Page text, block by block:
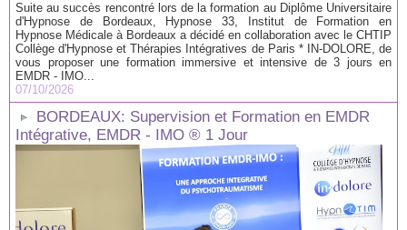
Suite au succès rencontré lors de la formation au Diplôme Universitaire
d'Hypnose de Bordeaux, Hypnose 33, Institut de Formation en
Hypnose Médicale à Bordeaux a décidé en collaboration avec le CHTIP
Collège d'Hypnose et Thérapies Intégratives de Paris * IN-DOLORE, de
vous proposer une formation immersive et intensive de 3 jours en
EMDR - IMO...
07/10/2026
BORDEAUX: Supervision et Formation en EMDR
Intégrative, EMDR - IMO ® 1 Jour